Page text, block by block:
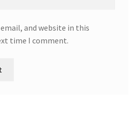
email, and website in this
time I comment.